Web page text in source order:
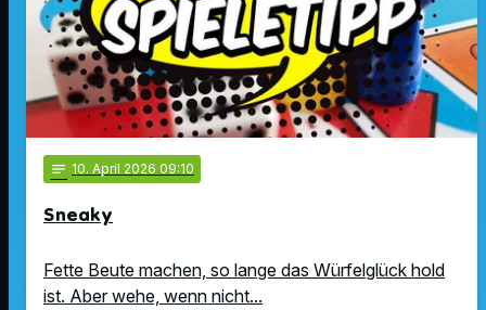
notes 10. April 2026 09:10
Sneaky
Fette Beute machen, so lange das Würfelglück hold
ist. Aber wehe, wenn nicht...